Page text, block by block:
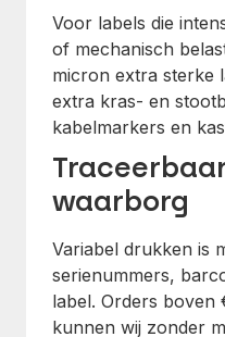
Voor labels die
of mechanisch
micron extra sterke
extra kras- en
kabelmarkers en
waarborg
Variabel drukken is
serienummers,
label. Orders boven
kunnen wij zonder